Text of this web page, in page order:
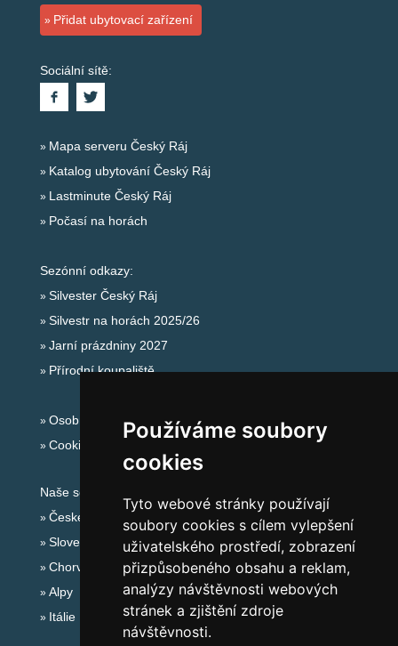
Používáme soubory
cookies
Tyto webové stránky používají
soubory cookies s cílem vylepšení
uživatelského prostředí, zobrazení
přizpůsobeného obsahu a reklam,
analýzy návštěvnosti webových
stránek a zjištění zdroje
návštěvnosti.
Přidat ubytovací zařízení
Sociální sítě:
Mapa serveru Český Ráj
Katalog ubytování Český Ráj
Lastminute Český Ráj
Počasí na horách
Sezónní odkazy:
Silvester Český Ráj
Silvestr na horách 2025/26
Jarní prázdniny 2027
Přírodní koupaliště
Osobní údaje
Cookies
Naše servery:
České hory
Slovenské hory
Chorvatsko
Alpy
Itálie